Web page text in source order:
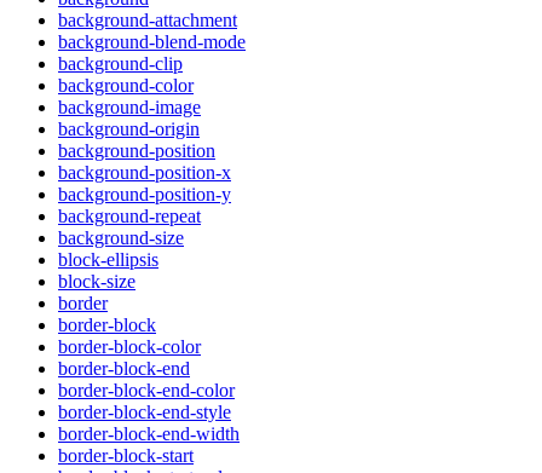
background-attachment
background-blend-mode
background-clip
background-color
background-image
background-origin
background-position
background-position-x
background-position-y
background-repeat
background-size
block-ellipsis
block-size
border
border-block
border-block-color
border-block-end
border-block-end-color
border-block-end-style
border-block-end-width
border-block-start